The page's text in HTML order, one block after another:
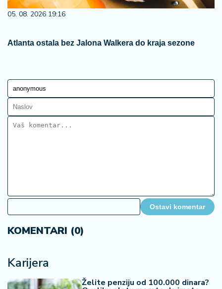
05. 08. 2026 19:16
Atlanta ostala bez Jalona Walkera do kraja sezone
Ostavi komentar
KOMENTARI (0)
Karijera
Želite penziju od 100.000 dinara?